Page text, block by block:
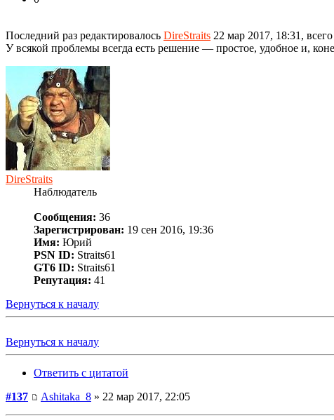
Последний раз редактировалось DireStraits 22 мар 2017, 18:31,
У всякой проблемы всегда есть решение — про­стое, удобное и,
DireStraits
Наблюдатель
Сообщения: 36
Зарегистрирован: 19 сен 2016, 19:36
Имя: Юрий
PSN ID: Straits61
GT6 ID: Straits61
Репутация: 41
Вернуться к началу
Вернуться к началу
Ответить с цитатой
#137
Ashitaka_8 » 22 мар 2017, 22:05